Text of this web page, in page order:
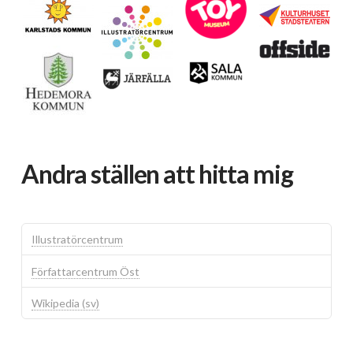
Andra ställen att hitta mig
Illustratörcentrum
Författarcentrum Öst
Wikipedia (sv)